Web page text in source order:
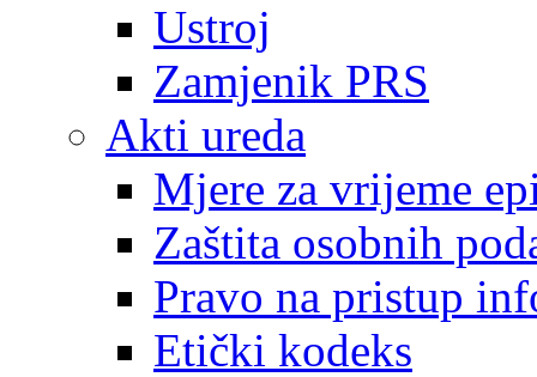
Ustroj
Zamjenik PRS
Akti ureda
Mjere za vrijeme
Zaštita osobnih
Pravo na pristup
Etički kodeks